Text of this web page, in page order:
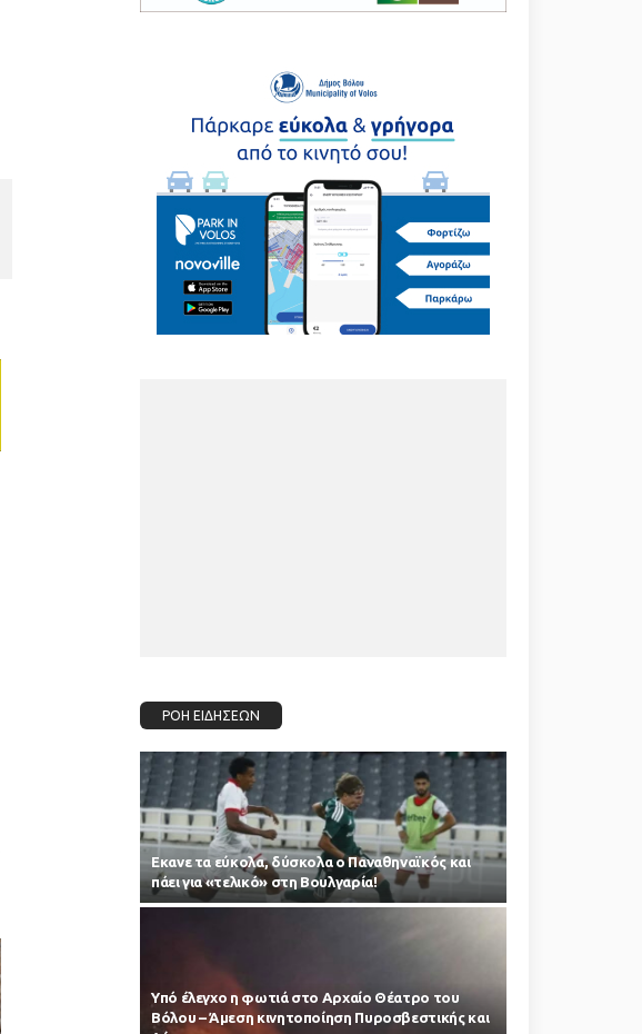
ΡΟΗ ΕΙΔΗΣΕΩΝ
Εκανε τα εύκολα, δύσκολα ο Παναθηναϊκός και
πάει για «τελικό» στη Βουλγαρία!
Υπό έλεγχο η φωτιά στο Αρχαίο Θέατρο του
Βόλου – Άμεση κινητοποίηση Πυροσβεστικής και